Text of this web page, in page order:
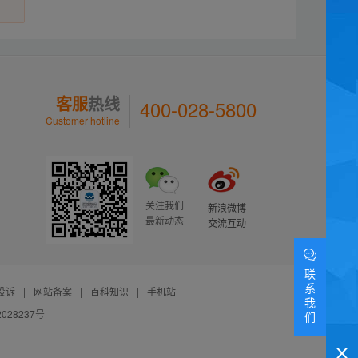
客服热线
Customer hotline 400-028-5800
关注我们
最新动态
新浪微博
交流互动
诉 | 网站备案 | 百科知识 |
手机站
号
联
系
我
们